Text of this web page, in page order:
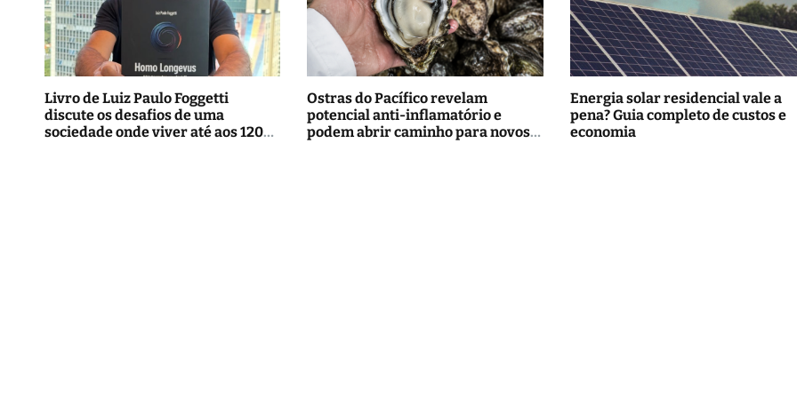
Livro de Luiz Paulo Foggetti
discute os desafios de uma
sociedade onde viver até aos 120
Ostras do Pacífico revelam
potencial anti-inflamatório e
podem abrir caminho para novos
Energia solar residencial vale a
pena? Guia completo de custos e
economia